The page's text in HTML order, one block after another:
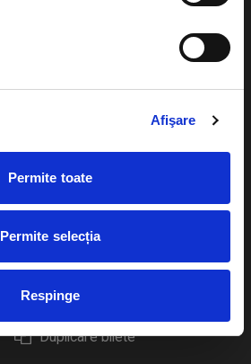
Afişare
Permite toate
Permite selecția
Respinge
Cum comand bilete?
Plata online sau cash
eBilet printat acasa
Livrare prin curier
Returnare bilete
Duplicare bilete